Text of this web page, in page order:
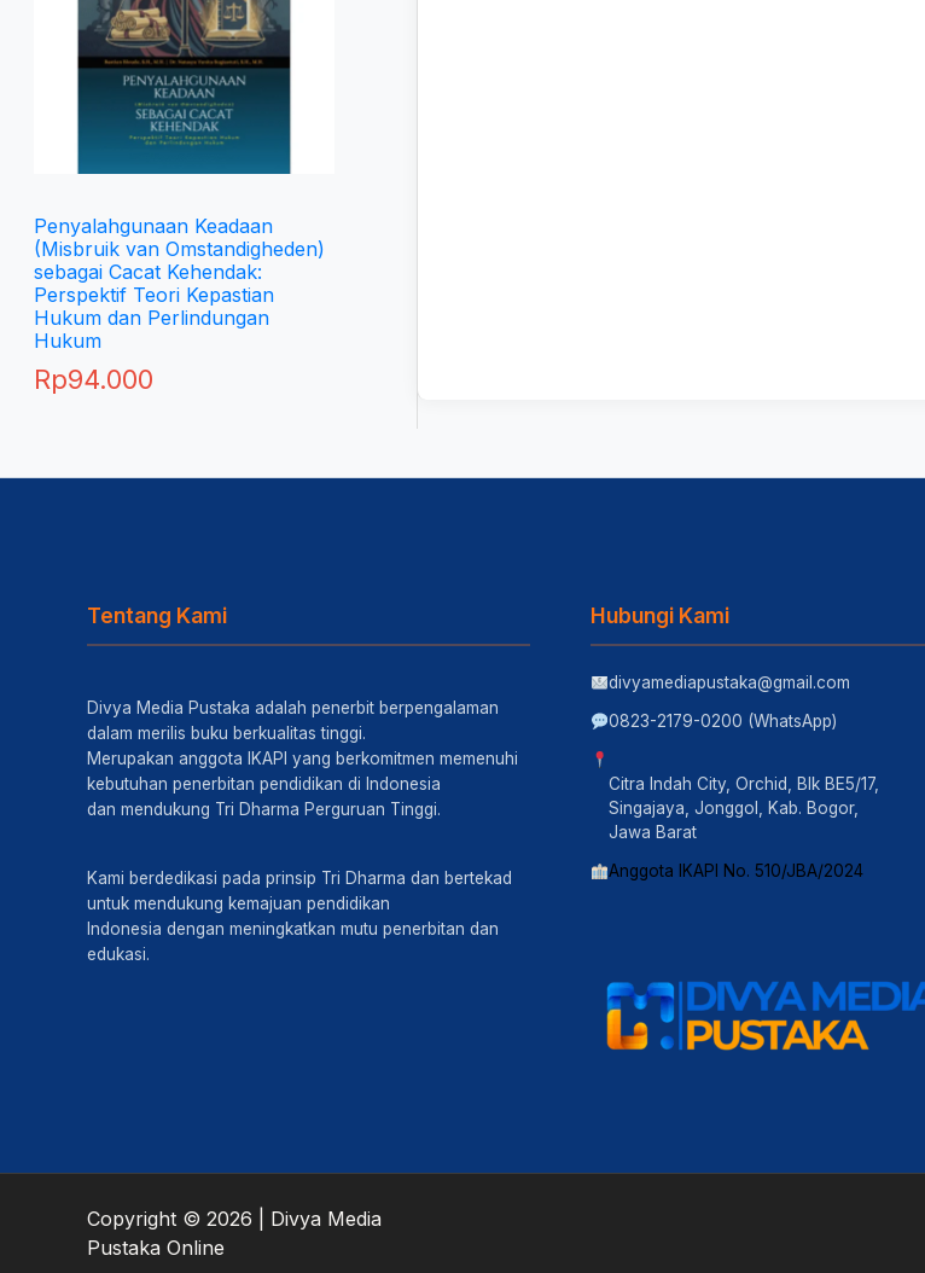
Penyalahgunaan Keadaan
(Misbruik van Omstandigheden)
sebagai Cacat Kehendak:
Perspektif Teori Kepastian
Hukum dan Perlindungan
Hukum
Rp94.000
Tentang Kami
Divya Media Pustaka adalah penerbit berpengalaman
dalam merilis buku berkualitas tinggi.
Merupakan anggota IKAPI yang berkomitmen memenuhi
kebutuhan penerbitan pendidikan di Indonesia
dan mendukung Tri Dharma Perguruan Tinggi.
Kami berdedikasi pada prinsip Tri Dharma dan bertekad
untuk mendukung kemajuan pendidikan
Indonesia dengan meningkatkan mutu penerbitan dan
edukasi.
Hubungi Kami
divyamediapustaka@gmail.com
0823-2179-0200 (WhatsApp)
Citra Indah City, Orchid, Blk BE5/17,
Singajaya, Jonggol, Kab. Bogor,
Jawa Barat
Anggota IKAPI No. 510/JBA/2024
Copyright © 2026 | Divya Media
Pustaka Online